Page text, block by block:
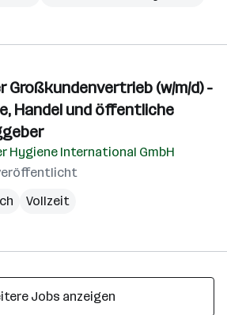
Großkundenvertrieb (w/m/d) -
Handel und öffentliche
Hygiene International GmbH
Vollzeit
Jobs anzeigen